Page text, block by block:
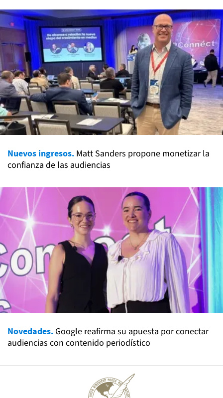
Nuevos ingresos. Matt Sanders propone monetizar la
confianza de las audiencias
Novedades. Google reafirma su apuesta por conectar
audiencias con contenido periodístico